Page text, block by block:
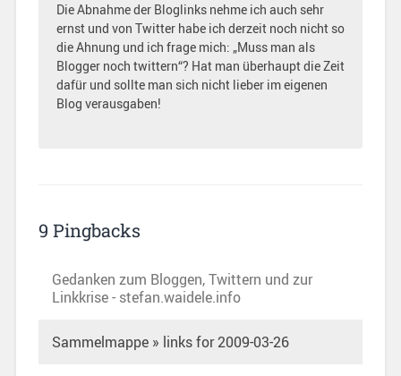
Die Abnahme der Bloglinks nehme ich auch sehr
ernst und von Twitter habe ich derzeit noch nicht so
die Ahnung und ich frage mich: „Muss man als
Blogger noch twittern“? Hat man überhaupt die Zeit
dafür und sollte man sich nicht lieber im eigenen
Blog verausgaben!
9 Pingbacks
Gedanken zum Bloggen, Twittern und zur
Linkkrise - stefan.waidele.info
Sammelmappe » links for 2009-03-26